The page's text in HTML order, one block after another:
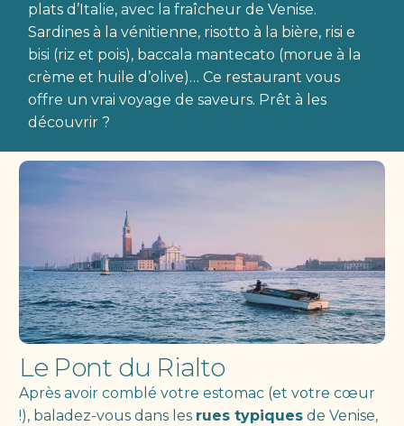
plats d’Italie, avec la fraîcheur de Venise.
Sardines à la vénitienne, risotto à la bière, risi e
bisi (riz et pois), baccala mantecato (morue à la
crème et huile d’olive)… Ce restaurant vous
offre un vrai voyage de saveurs. Prêt à les
découvrir ?
Le Pont du Rialto
Après avoir comblé votre estomac (et votre cœur
!), baladez-vous dans les rues typiquesde Venise,